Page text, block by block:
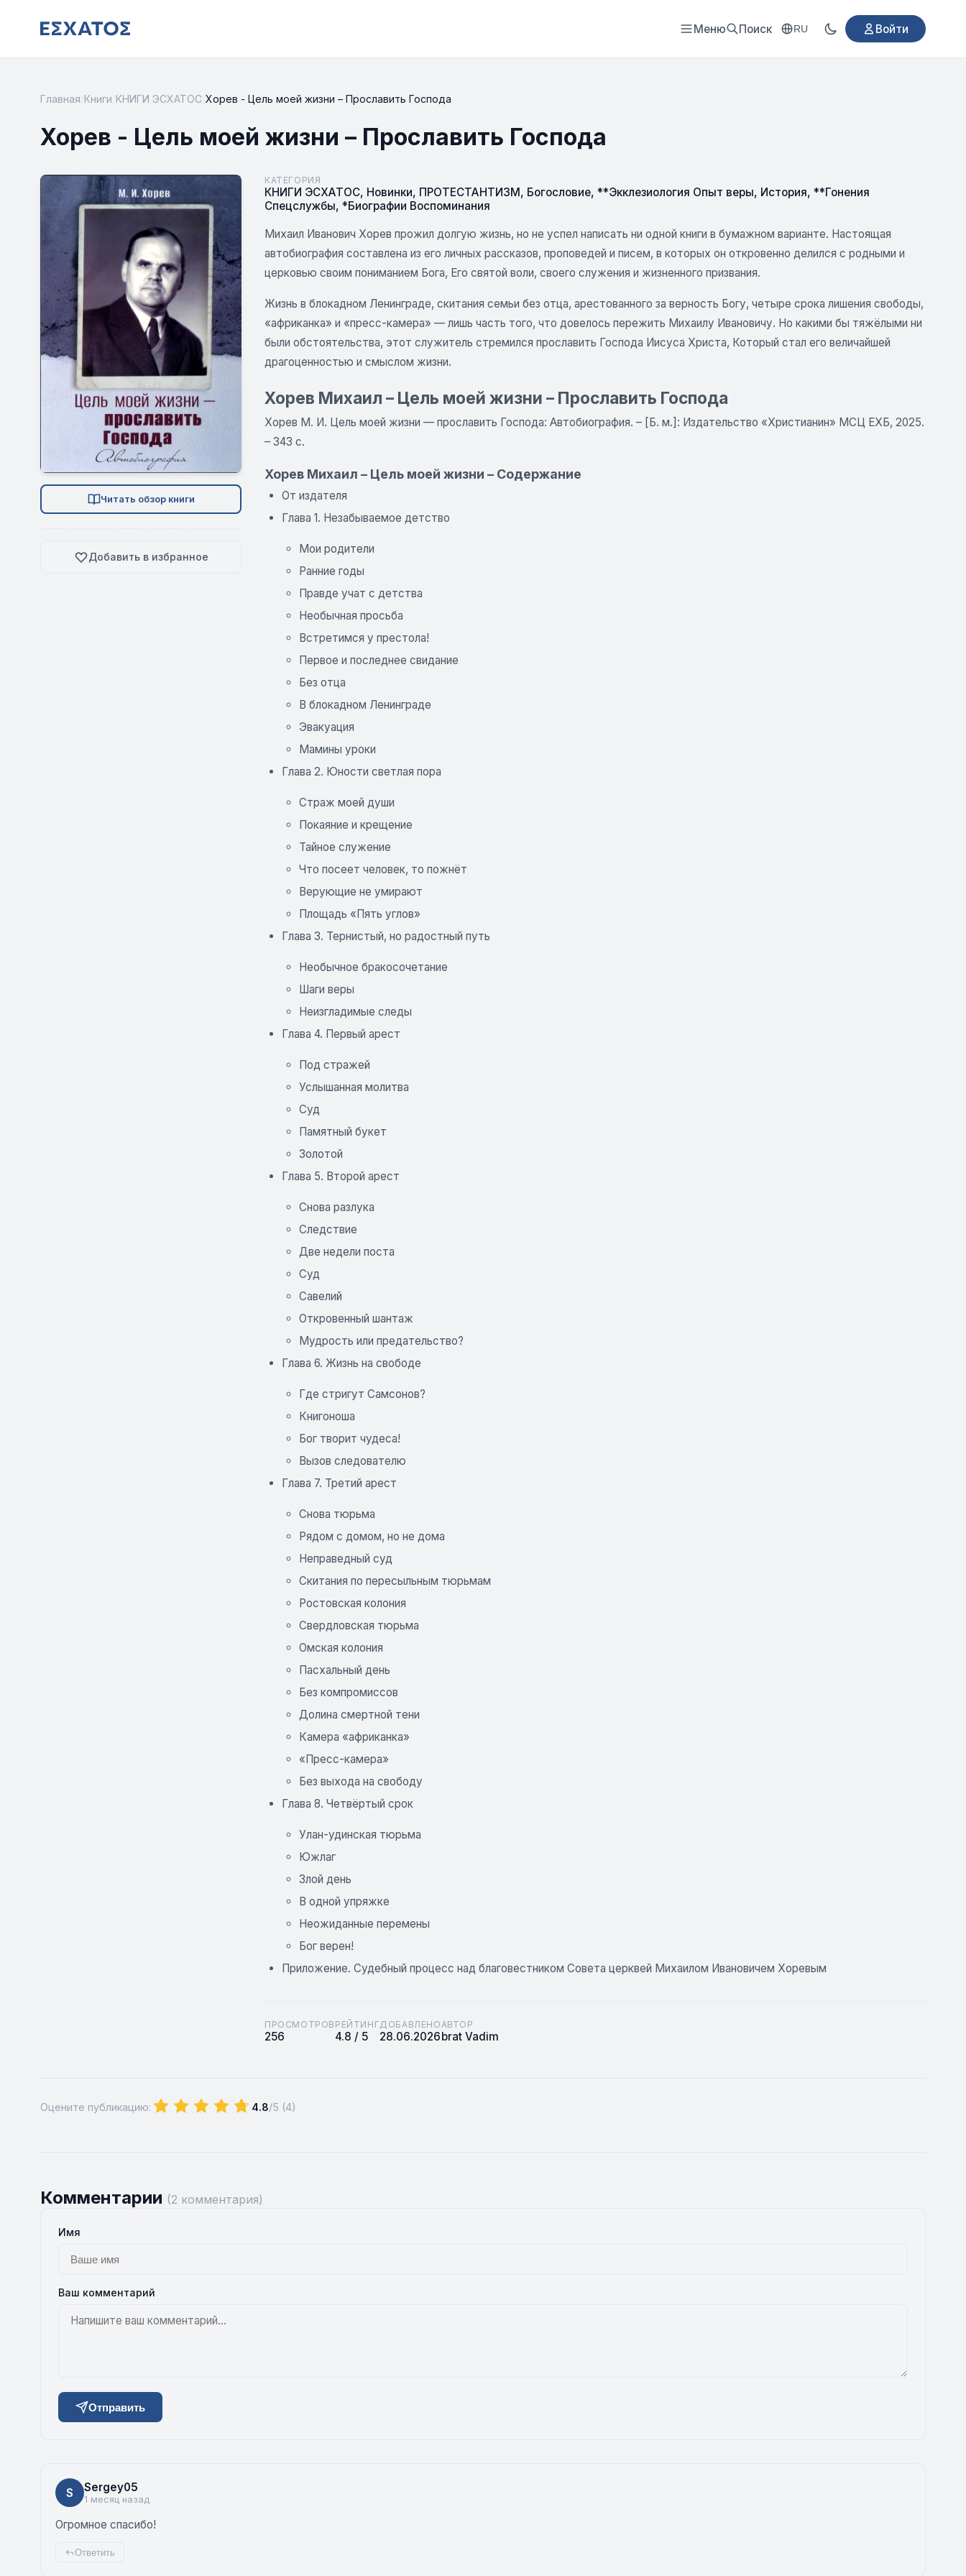
Меню Поиск RU Войти
Главная Книги КНИГИ ЭСХАТОС Хорев - Цель моей жизни – Прославить Господа
Хорев - Цель моей жизни – Прославить Господа
Читать обзор книги
Добавить в избранное
КАТЕГОРИЯ
КНИГИ ЭСХАТОС, Новинки, ПРОТЕСТАНТИЗМ, Богословие, **Экклезиология Опыт веры, История, **Гонения
Спецслужбы, *Биографии Воспоминания
Михаил Иванович Хорев прожил долгую жизнь, но не успел написать ни одной книги в бумажном варианте. Настоящая
автобиография составлена из его личных рассказов, проповедей и писем, в которых он откровенно делился с родными и
церковью своим пониманием Бога, Его святой воли, своего служения и жизненного призвания.
Жизнь в блокадном Ленинграде, скитания семьи без отца, арестованного за верность Богу, четыре срока лишения свободы,
«африканка» и «пресс-камера» — лишь часть того, что довелось пережить Михаилу Ивановичу. Но какими бы тяжёлыми ни
были обстоятельства, этот служитель стремился прославить Господа Иисуса Христа, Который стал его величайшей
драгоценностью и смыслом жизни.
Хорев Михаил – Цель моей жизни – Прославить Господа
Хорев М. И. Цель моей жизни — прославить Господа: Автобиография. – [Б. м.]: Издательство «Христианин» МСЦ ЕХБ, 2025.
– 343 с.
Хорев Михаил – Цель моей жизни – Содержание
От издателя
Глава 1. Незабываемое детство
Мои родители
Ранние годы
Правде учат с детства
Необычная просьба
Встретимся у престола!
Первое и последнее свидание
Без отца
В блокадном Ленинграде
Эвакуация
Мамины уроки
Глава 2. Юности светлая пора
Страж моей души
Покаяние и крещение
Тайное служение
Что посеет человек, то пожнёт
Верующие не умирают
Площадь «Пять углов»
Глава 3. Тернистый, но радостный путь
Необычное бракосочетание
Шаги веры
Неизгладимые следы
Глава 4. Первый арест
Под стражей
Услышанная молитва
Суд
Памятный букет
Золотой
Глава 5. Второй арест
Снова разлука
Следствие
Две недели поста
Суд
Савелий
Откровенный шантаж
Мудрость или предательство?
Глава 6. Жизнь на свободе
Где стригут Самсонов?
Книгоноша
Бог творит чудеса!
Вызов следователю
Глава 7. Третий арест
Снова тюрьма
Рядом с домом, но не дома
Неправедный суд
Скитания по пересыльным тюрьмам
Ростовская колония
Свердловская тюрьма
Омская колония
Пасхальный день
Без компромиссов
Долина смертной тени
Камера «африканка»
«Пресс-камера»
Без выхода на свободу
Глава 8. Четвёртый срок
Улан-удинская тюрьма
Южлаг
Злой день
В одной упряжке
Неожиданные перемены
Бог верен!
Приложение. Судебный процесс над благовестником Совета церквей Михаилом Ивановичем Хоревым
ПРОСМОТРОВ
256
РЕЙТИНГ
4.8 / 5
ДОБАВЛЕНО
28.06.2026
АВТОР
brat Vadim
Оцените публикацию: 4.8/5 (4)
Комментарии (2 комментария)
Имя
Ваш комментарий
Отправить
S Sergey05
1 месяц назад
Огромное спасибо!
Ответить